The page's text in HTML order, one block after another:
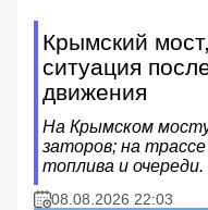
Крымский
ситуация
движения
На Крымском
заторов; на
топлива и очереди.
08.08.2026 22:03